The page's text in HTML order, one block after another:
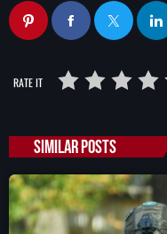
RATE IT
SIMILAR POSTS